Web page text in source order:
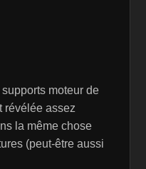
supports moteur de
révélée assez
la même chose
(peut-être aussi